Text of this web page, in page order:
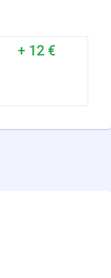
+ 12 €